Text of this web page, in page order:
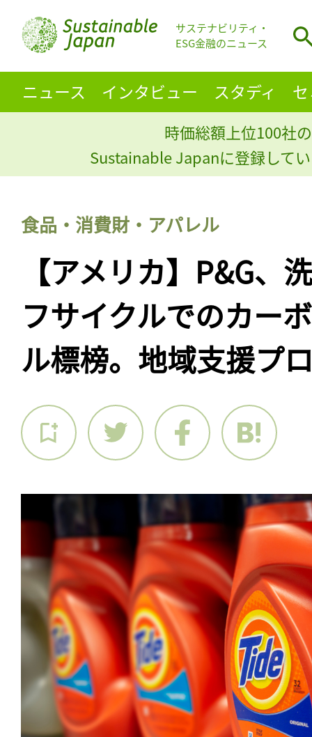
サステナビリティ・
ESG金融のニュース
ニュース インタビュー スタディ
時価総額上位100社
Sustainable Japanに登録して
食品・消費財・アパレル
【アメリカ】P&G、
フサイクルでのカー
ル標榜。地域支援プ